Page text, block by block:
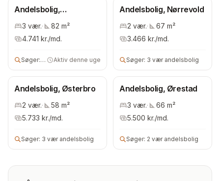
Andelsbolig,
Bispebjerg
3 vær.· 82 m²
4.741 kr./md.
Søger:2 vær andelsbolig
Aktiv denne uge
Andelsbolig, Nørrevold
2 vær.· 67 m²
3.466 kr./md.
Søger: 3 vær andelsbolig
Andelsbolig, Østerbro
2 vær.· 58 m²
5.733 kr./md.
Søger: 3 vær andelsbolig
Andelsbolig, Ørestad
3 vær.· 66 m²
5.500 kr./md.
Søger: 2 vær andelsbolig